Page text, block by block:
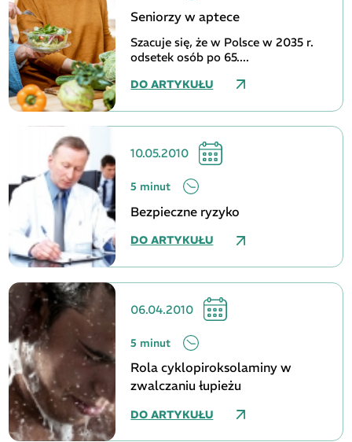
Seniorzy w aptece
Szacuje się, że w Polsce w 2035 r.
odsetek osób po 65....
DO ARTYKUŁU
10.05.2010
5 minut
Bezpieczne ryzyko
DO ARTYKUŁU
06.04.2010
5 minut
Rola cyklopiroksolaminy w
zwalczaniu łupieżu
DO ARTYKUŁU